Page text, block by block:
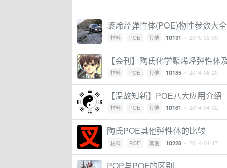
聚烯烃弹性体(POE)物性参数大全
材料 POE 其他 10131 • 2015-03-09
【会刊】陶氏化学聚烯烃弹性
材料 POE 其他 10185 • 2014-08-20
【温故知新】POE八大应用介绍
材料 POE 其他 10161 • 2014-04-02
陶氏POE其他弹性体的比较
材料 POE 其他 10228 • 2014-01-17